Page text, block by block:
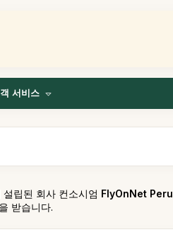
서비스
설립된 회사 컨소시엄 FlyOnNet Peru
받습니다.